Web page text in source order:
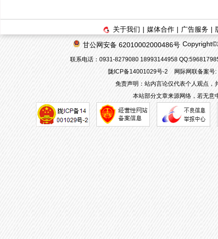
关于我们 | 媒体合作 | 广告服务 |
甘公网安备 62010002000486号
联系电话：0931-8279080 18993144958
陇ICP备14001029号-2
网际网联备案
免责声明：站内言论仅代表个人观点，
本站部分文章来源网络，若无意